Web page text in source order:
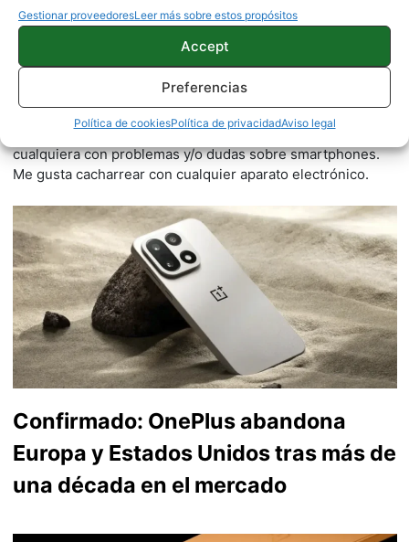
Gestionar proveedoresLeer más sobre estos propósitos
Accept
Preferencias
Política de cookiesPolítica de privacidadAviso legal
Juanjo Segura
2542 artículos publicados en ProAndroid desde 2020.
Redactor en Pro Android | Apasionado por el mundo
Android y por la natación. Siempre dispuesto a ayudar a
cualquiera con problemas y/o dudas sobre smartphones.
Me gusta cacharrear con cualquier aparato electrónico.
Confirmado: OnePlus abandona
Europa y Estados Unidos tras más de
una década en el mercado